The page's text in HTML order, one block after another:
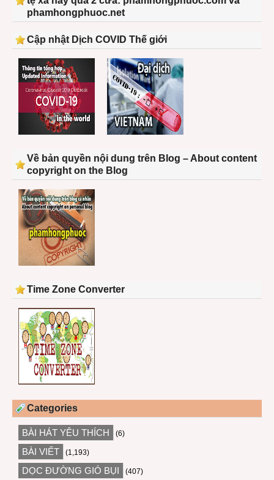
phamhongphuoc.net
Cập nhật Dịch COVID Thế giới
Về bản quyền nội dung trên Blog – About content
copyright on the Blog
Time Zone Converter
Categories
BÀI HÁT YÊU THÍCH (6)
BÀI VIẾT (1,193)
DỌC ĐƯỜNG GIÓ BỤI (407)